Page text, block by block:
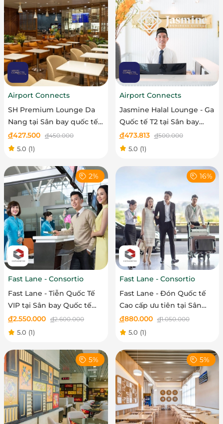
Airport Connects
SH Premium Lounge Da
Nang tại Sân bay quốc tế
Đà Nẵng - Vé người lớn
đ427.500 đ450.000
5.0 (1)
Airport Connects
Jasmine Halal Lounge - Ga
Quốc tế T2 tại Sân bay
Quốc tế Tân Sơn Nhất - Vé
trẻ em
đ473.813 đ500.000
5.0 (1)
2%
Fast Lane - Consortio
Fast Lane - Tiễn Quốc Tế
VIP tại Sân bay Quốc tế
Tân Sơn Nhất
đ2.550.000 đ2.600.000
5.0 (1)
16%
Fast Lane - Consortio
Fast Lane - Đón Quốc tế
Cao cấp ưu tiên tại Sân
bay Quốc tế Nội Bài
đ880.000 đ1.050.000
5.0 (1)
5% 5%